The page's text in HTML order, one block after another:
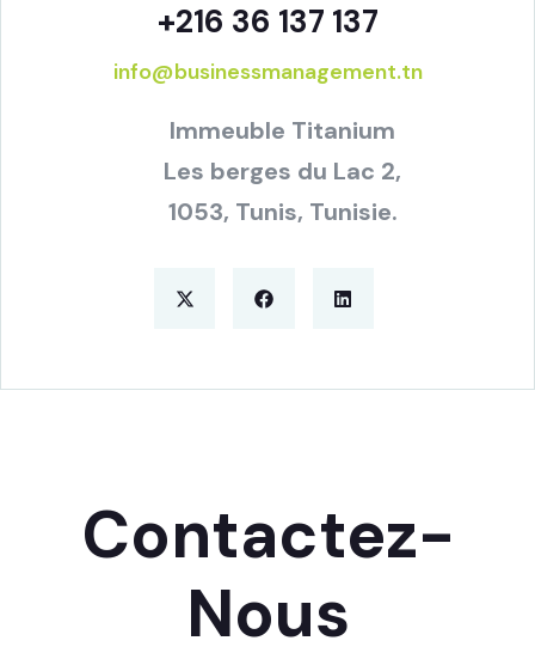
+216 36 137 137
info@businessmanagement.tn
Immeuble Titanium
Les berges du Lac 2,
1053, Tunis, Tunisie.
Contactez-
Nous